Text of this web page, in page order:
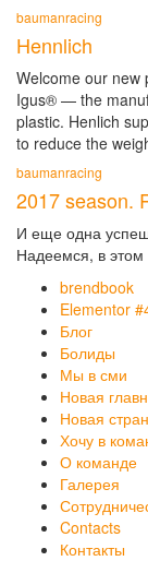
baumanracing
Hennlich
Welcome our
Igus® — the
plastic. Henlich
to reduce the
baumanracing
2017 season.
И еще одна
Надеемся, в этом
brendbook
Elementor
Блог
Болиды
Мы в сми
Новая
Новая
Хочу в
О команде
Галерея
Contacts
Контакты